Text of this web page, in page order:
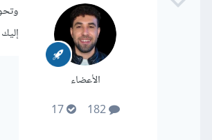
الأعضاء
182
17